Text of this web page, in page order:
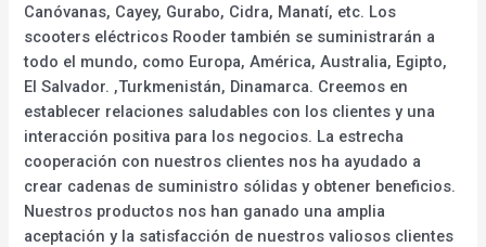
Canóvanas, Cayey, Gurabo, Cidra, Manatí, etc. Los
scooters eléctricos Rooder también se suministrarán a
todo el mundo, como Europa, América, Australia, Egipto,
El Salvador. ,Turkmenistán, Dinamarca. Creemos en
establecer relaciones saludables con los clientes y una
interacción positiva para los negocios. La estrecha
cooperación con nuestros clientes nos ha ayudado a
crear cadenas de suministro sólidas y obtener beneficios.
Nuestros productos nos han ganado una amplia
aceptación y la satisfacción de nuestros valiosos clientes